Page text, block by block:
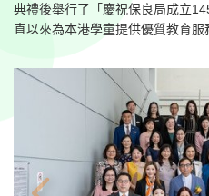
典禮後舉行了「慶祝保良局成立
直以來為本港學童提供優質教育服